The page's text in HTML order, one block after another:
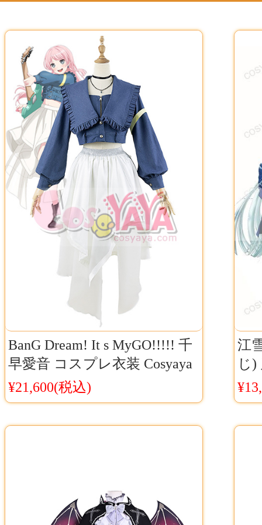
BanG Dream! It s MyGO!!!!! 千
早愛音 コスプレ衣装 Cosyaya
通販 送料無料
¥21,600(税込)
江
じ)
ラ